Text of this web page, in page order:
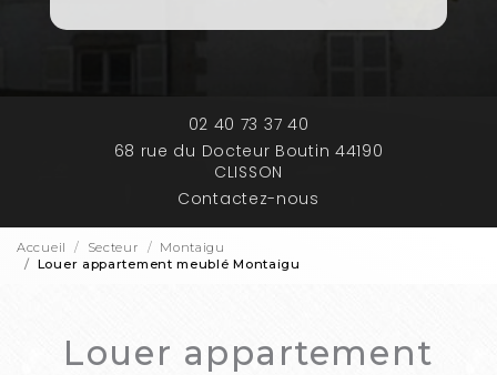
02 40 73 37 40
68 rue du Docteur Boutin 44190
CLISSON
Contactez-nous
Accueil Secteur
Montaigu
Louer appartement meublé Montaigu
Louer appartement